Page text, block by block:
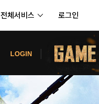
전체서비스 로그인
LOGIN